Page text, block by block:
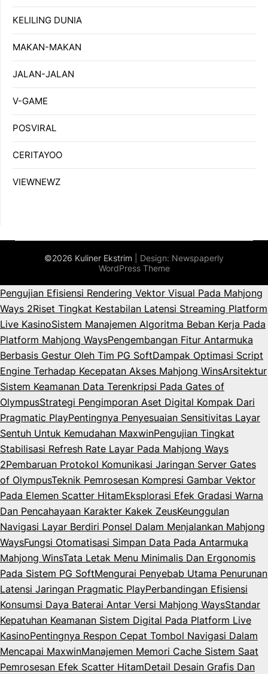
KELILING DUNIA
MAKAN-MAKAN
JALAN-JALAN
V-GAME
POSVIRAL
CERITAYOO
VIEWNEWZ
©2026 Kuliner Ekstrim | Design: Newspaperly
WordPress Theme
Pengujian Efisiensi Rendering Vektor Visual Pada Mahjong
Ways 2Riset Tingkat Kestabilan Latensi Streaming Platform
Live KasinoSistem Manajemen Algoritma Beban Kerja Pada
Platform Mahjong WaysPengembangan Fitur Antarmuka
Berbasis Gestur Oleh Tim PG SoftDampak Optimasi Script
Engine Terhadap Kecepatan Akses Mahjong WinsArsitektur
Sistem Keamanan Data Terenkripsi Pada Gates of
OlympusStrategi Pengimporan Aset Digital Kompak Dari
Pragmatic PlayPentingnya Penyesuaian Sensitivitas Layar
Sentuh Untuk Kemudahan MaxwinPengujian Tingkat
Stabilisasi Refresh Rate Layar Pada Mahjong Ways
2Pembaruan Protokol Komunikasi Jaringan Server Gates
of OlympusTeknik Pemrosesan Kompresi Gambar Vektor
Pada Elemen Scatter HitamEksplorasi Efek Gradasi Warna
Dan Pencahayaan Karakter Kakek ZeusKeunggulan
Navigasi Layar Berdiri Ponsel Dalam Menjalankan Mahjong
WaysFungsi Otomatisasi Simpan Data Pada Antarmuka
Mahjong WinsTata Letak Menu Minimalis Dan Ergonomis
Pada Sistem PG SoftMengurai Penyebab Utama Penurunan
Latensi Jaringan Pragmatic PlayPerbandingan Efisiensi
Konsumsi Daya Baterai Antar Versi Mahjong WaysStandar
Kepatuhan Keamanan Sistem Digital Pada Platform Live
KasinoPentingnya Respon Cepat Tombol Navigasi Dalam
Mencapai MaxwinManajemen Memori Cache Sistem Saat
Pemrosesan Efek Scatter HitamDetail Desain Grafis Dan